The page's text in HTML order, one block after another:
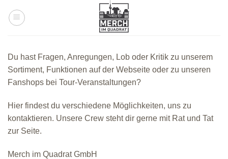
Inhalt
Du hast Fragen, Anregungen, Lob oder Kritik zu unserem
Sortiment, Funktionen auf der Webseite oder zu unseren
Fanshops bei Tour-Veranstaltungen?
Hier findest du verschiedene Möglichkeiten, uns zu
kontaktieren. Unsere Crew steht dir gerne mit Rat und Tat
zur Seite.
Merch im Quadrat GmbH